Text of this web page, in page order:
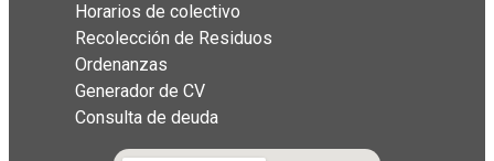
Horarios de colectivo
Recolección de Residuos
Ordenanzas
Generador de CV
Consulta de deuda